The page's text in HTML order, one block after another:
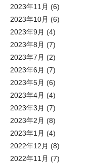
2023年11月 (6)
2023年10月 (6)
2023年9月 (4)
2023年8月 (7)
2023年7月 (2)
2023年6月 (7)
2023年5月 (6)
2023年4月 (4)
2023年3月 (7)
2023年2月 (8)
2023年1月 (4)
2022年12月 (8)
2022年11月 (7)